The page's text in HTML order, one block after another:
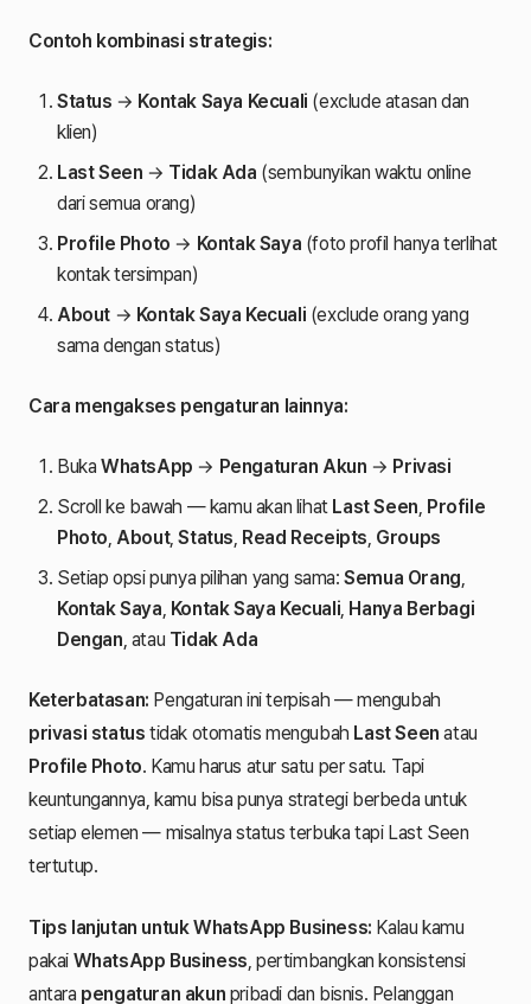
Contoh kombinasi strategis:
Status → Kontak Saya Kecuali (exclude atasan dan
klien)
Last Seen → Tidak Ada (sembunyikan waktu online
dari semua orang)
Profile Photo → Kontak Saya (foto profil hanya terlihat
kontak tersimpan)
About → Kontak Saya Kecuali (exclude orang yang
sama dengan status)
Cara mengakses pengaturan lainnya:
Buka WhatsApp → Pengaturan Akun → Privasi
Scroll ke bawah — kamu akan lihat Last Seen, Profile
Photo, About,Status, Read Receipts, Groups
Setiap opsi punya pilihan yang sama:Semua Orang,
Kontak Saya, Kontak Saya Kecuali, Hanya Berbagi
Dengan, atau Tidak Ada
Keterbatasan: Pengaturan ini terpisah — mengubah
privasi status tidak otomatis mengubah Last Seen atau
Profile Photo. Kamu harus atur satu per satu. Tapi
keuntungannya, kamu bisa punya strategi berbeda untuk
setiap elemen — misalnya status terbuka tapi Last Seen
tertutup.
Tips lanjutan untuk WhatsApp Business: Kalau kamu
pakai WhatsApp Business, pertimbangkan konsistensi
antara pengaturan akun pribadi dan bisnis. Pelanggan